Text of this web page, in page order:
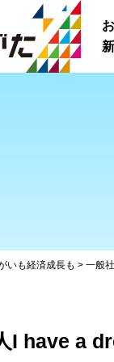
いも経済成長も > 一般
I have a